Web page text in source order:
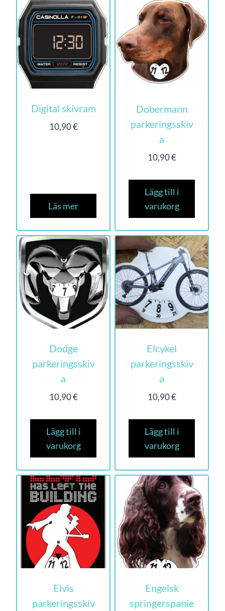
Digital skivram
10,90€
Läs mer
Dobermann
parkeringsskiv
a
10,90€
Lägg till i
varukorg
Dodge
parkeringsskiv
a
10,90€
Lägg till i
varukorg
Elcykel
parkeringsskiv
a
10,90€
Lägg till i
varukorg
Elvis
parkeringsskiv
Engelsk
springerspanie